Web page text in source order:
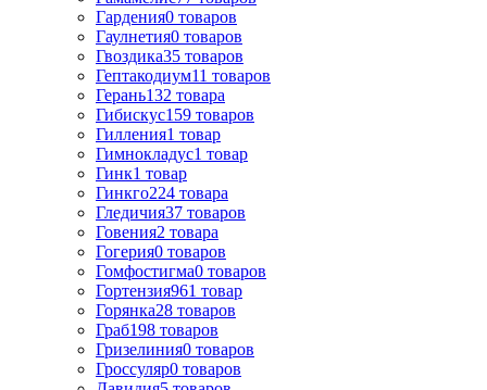
Гардения0 товаров
Гаулнетия0 товаров
Гвоздика35 товаров
Гептакодиум11 товаров
Герань132 товара
Гибискус159 товаров
Гилления1 товар
Гимнокладус1 товар
Гинк1 товар
Гинкго224 товара
Гледичия37 товаров
Говения2 товара
Гогерия0 товаров
Гомфостигма0 товаров
Гортензия961 товар
Горянка28 товаров
Граб198 товаров
Гризелиния0 товаров
Гроссуляр0 товаров